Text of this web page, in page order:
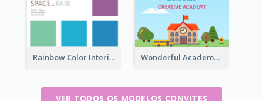
Rainbow Color Interior Space Fair Invitation Wonderful Academy School Open Day 2020 Invitation
VER TODOS OS MODELOS CONVITES